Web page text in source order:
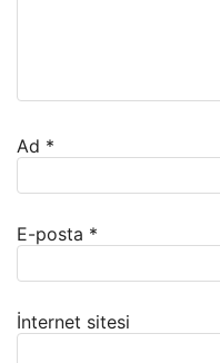
Ad *
E-posta *
İnternet sitesi